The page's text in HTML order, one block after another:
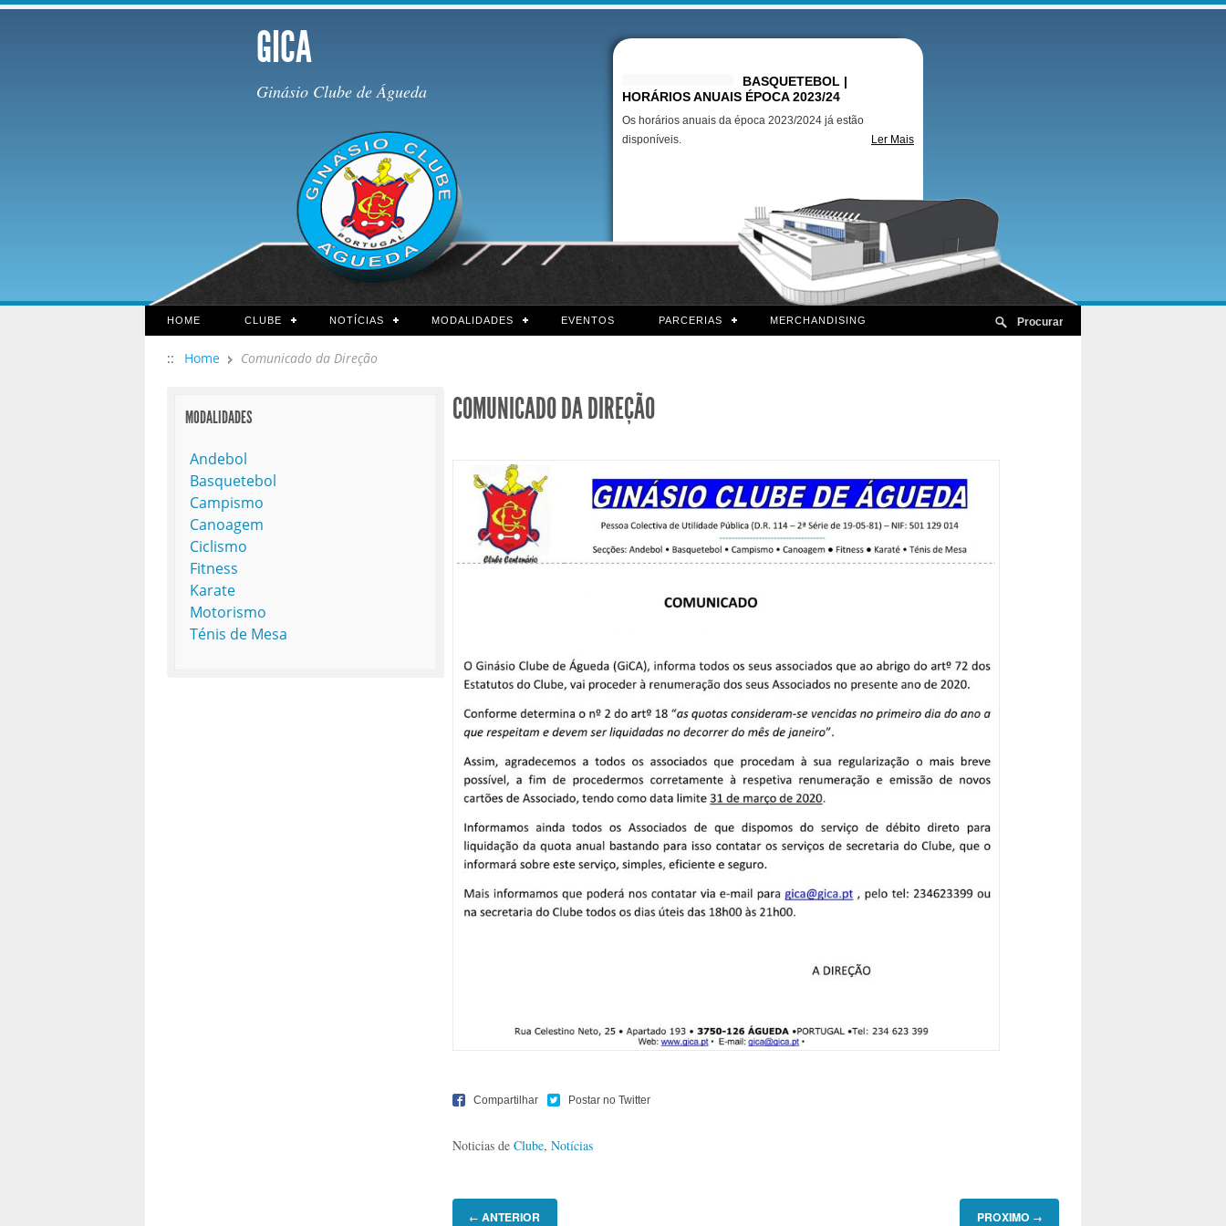
GICA
Ginásio Clube de Águeda
BASQUETEBOL |
HORÁRIOS ANUAIS ÉPOCA 2023/24
Os horários anuais da época 2023/2024 já estão
disponíveis.
Ler Mais
HOME CLUBE NOTÍCIAS MODALIDADES EVENTOS PARCERIAS MERCHANDISING
:: Home Comunicado da Direção
COMUNICADO DA DIREÇÃO
Noticias de Clube, Notícias
← ANTERIOR PROXIMO →
MODALIDADES
Andebol
Basquetebol
Campismo
Canoagem
Ciclismo
Fitness
Karate
Motorismo
Ténis de Mesa